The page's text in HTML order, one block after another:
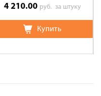
4 210.00 руб. за штуку
Купить